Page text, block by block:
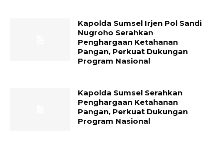
Kapolda Sumsel Irjen Pol Sandi
Nugroho Serahkan
Penghargaan Ketahanan
Pangan, Perkuat Dukungan
Program Nasional
Kapolda Sumsel Serahkan
Penghargaan Ketahanan
Pangan, Perkuat Dukungan
Program Nasional